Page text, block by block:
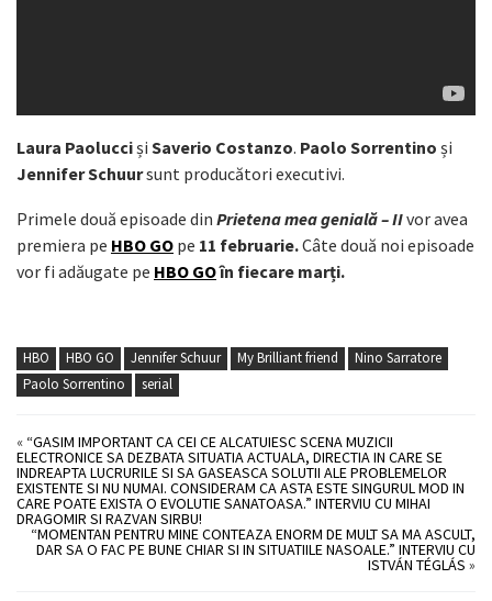
Laura Paolucciși Saverio Costanzo. Paolo Sorrentino și
Jennifer Schuursunt producători executivi.
Primele două episoade din Prietena mea genială – IIvor avea
premiera pe HBO GO pe 11 februarie.Câte două noi episoade
vor fi adăugate pe HBO GOîn fiecare marți.
HBO HBO GO Jennifer Schuur My Brilliant friend
Nino Sarratore
Paolo Sorrentino
serial
« “GASIM IMPORTANT CA CEI CE ALCATUIESC SCENA MUZICII
ELECTRONICE SA DEZBATA SITUATIA ACTUALA, DIRECTIA IN CARE SE
INDREAPTA LUCRURILE SI SA GASEASCA SOLUTII ALE PROBLEMELOR
EXISTENTE SI NU NUMAI. CONSIDERAM CA ASTA ESTE SINGURUL MOD IN
CARE POATE EXISTA O EVOLUTIE SANATOASA.” INTERVIU CU MIHAI
DRAGOMIR SI RAZVAN SIRBU!
“MOMENTAN PENTRU MINE CONTEAZA ENORM DE MULT SA MA ASCULT,
DAR SA O FAC PE BUNE CHIAR SI IN SITUATIILE NASOALE.” INTERVIU CU
ISTVÁN TÉGLÁS »